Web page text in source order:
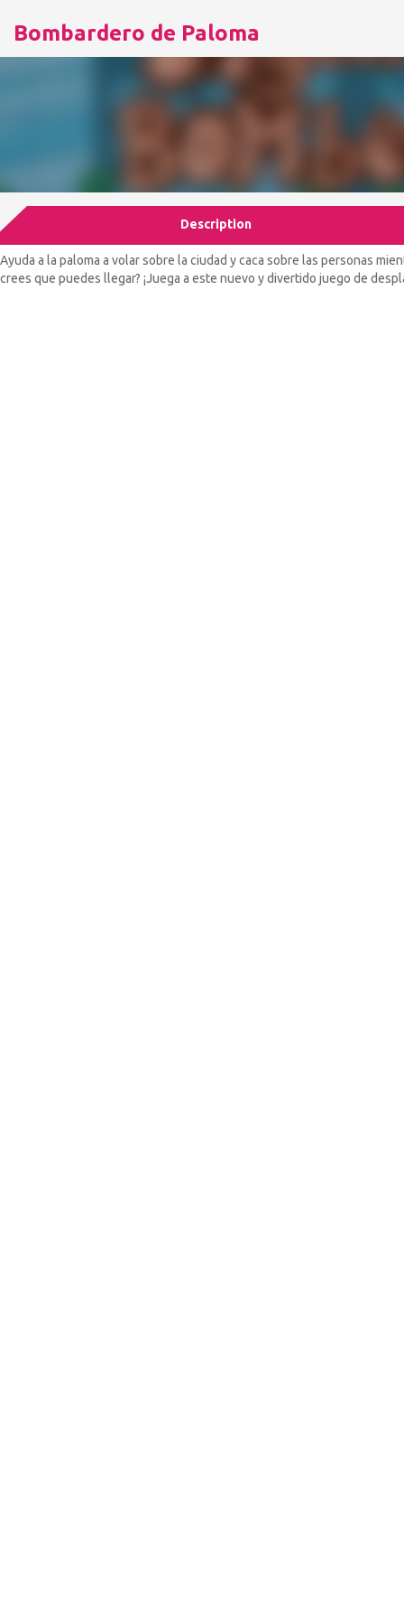
Bombardero de Paloma
Description
Ayuda a la paloma a volar sobre la ciudad y caca sobre las personas
crees que puedes llegar? ¡Juega a este nuevo y divertido juego de